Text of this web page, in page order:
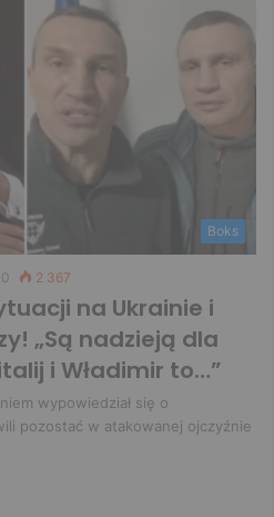
Boks
0 2 367
na Ukrainie i
„Są nadzieją dla
i Władimir to…”
wypowiedział się o
pozostać w atakowanej ojczyźnie